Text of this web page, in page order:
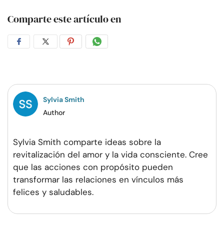
Comparte este artículo en
CompartirCompartirCompartirCompartir
Sylvia Smith
Author
Sylvia Smith comparte ideas sobre la
revitalización del amor y la vida consciente. Cree
que las acciones con propósito pueden
transformar las relaciones en vínculos más
felices y saludables.